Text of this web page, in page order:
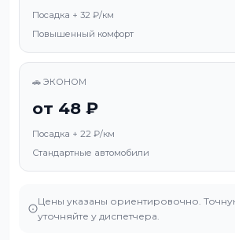
Посадка + 32 ₽/км
Повышенный комфорт
🚗 ЭКОНОМ
от 48 ₽
Посадка + 22 ₽/км
Стандартные автомобили
Цены указаны ориентировочно.
уточняйте у диспетчера.